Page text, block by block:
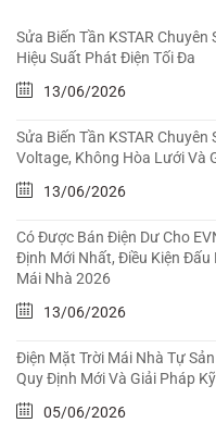
Sửa Biến Tần KSTAR
Hiệu Suất Phát Điện Tối Đa
13/06/2026
Sửa Biến Tần KSTAR
Voltage, Không Hòa Lưới Và
13/06/2026
Có Được Bán Điện Dư Cho
Định Mới Nhất, Điều Kiện Đấu
Mái Nhà 2026
13/06/2026
Điện Mặt Trời Mái Nhà Tự
Quy Định Mới Và Giải Pháp
05/06/2026